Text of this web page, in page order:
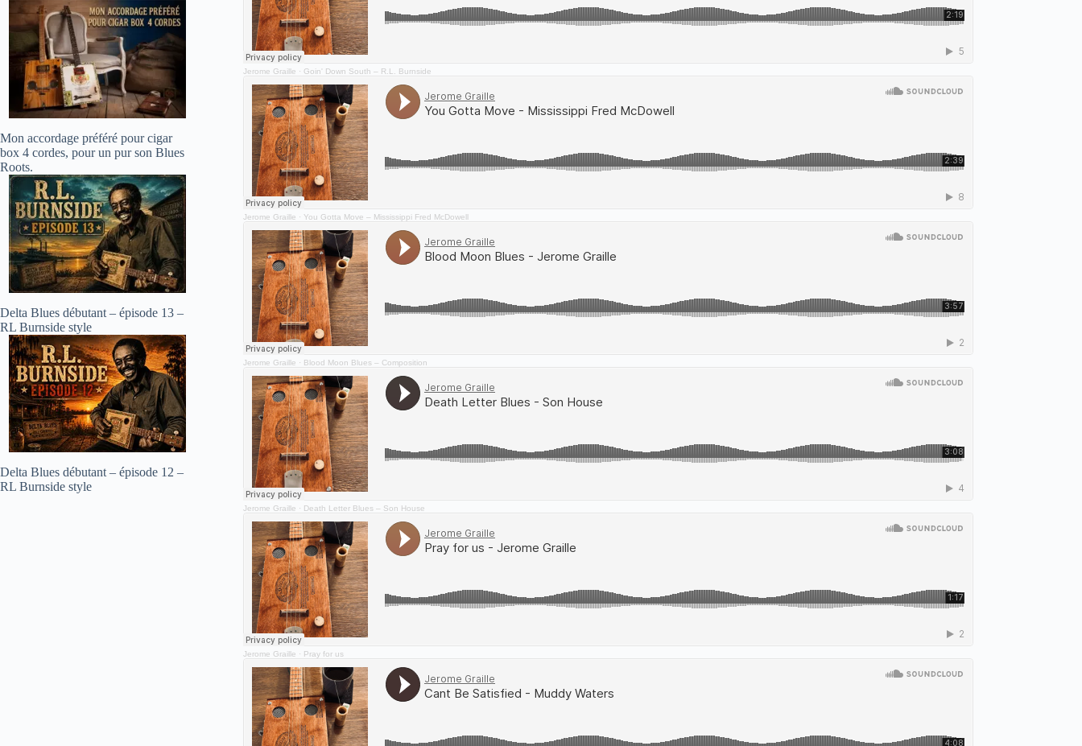
Jerome Graille · Goin' Down South – R.L. Burnside
Jerome Graille · You Gotta Move – Mississippi Fred McDowell
Jerome Graille · Blood Moon Blues – Composition
Jerome Graille · Death Letter Blues – Son House
Jerome Graille · Pray for us
Mon accordage préféré pour cigar
box 4 cordes, pour un pur son Blues
Roots.
Delta Blues débutant – épisode 13 –
RL Burnside style
Delta Blues débutant – épisode 12 –
RL Burnside style